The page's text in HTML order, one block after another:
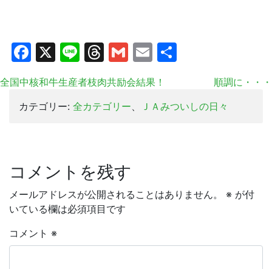
Facebook
X LineThreads
Gmail
Email
全国中核和牛生産者枝肉共励会結果！
順調に・・・
カテゴリー: 全カテゴリー、 ＪＡみついしの日々
コメントを残す
メールアドレスが公開されることはありません。 ※ が付
いている欄は必須項目です
コメント ※